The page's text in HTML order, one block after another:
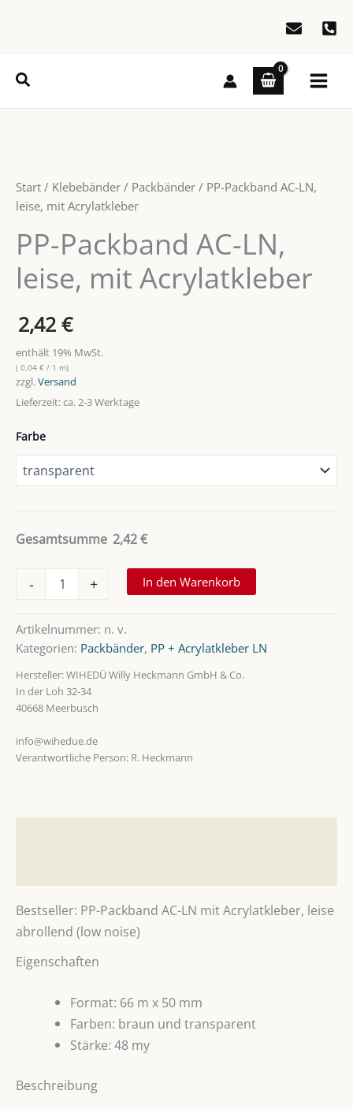
springen
Suchen
Start / Klebebänder / Packbänder / PP-Packband AC-LN,
leise, mit Acrylatkleber
PP-Packband AC-LN,
leise, mit Acrylatkleber
2,42 €
enthält 19% MwSt.
( 0,04 € / 1 m)
zzgl.Versand
Lieferzeit: ca. 2-3 Werktage
Farbe
Gesamtsumme 2,42€
-
Packband
LN,
leise,
mit
Acrylatkleber
Menge
+ In den Warenkorb
Artikelnummer: n. v.
Kategorien: Packbänder, PP + Acrylatkleber LN
Hersteller:WIHEDÜ Willy Heckmann GmbH & Co.
In der Loh 32-34
40668 Meerbusch
info@wihedue.de
Verantwortliche Person: R. Heckmann
Bestseller: PP-Packband AC-LN mit Acrylatkleber, leise
abrollend (low noise)
Eigenschaften
Format: 66 m x 50 mm
Farben: braun und transparent
Stärke: 48 my
Beschreibung